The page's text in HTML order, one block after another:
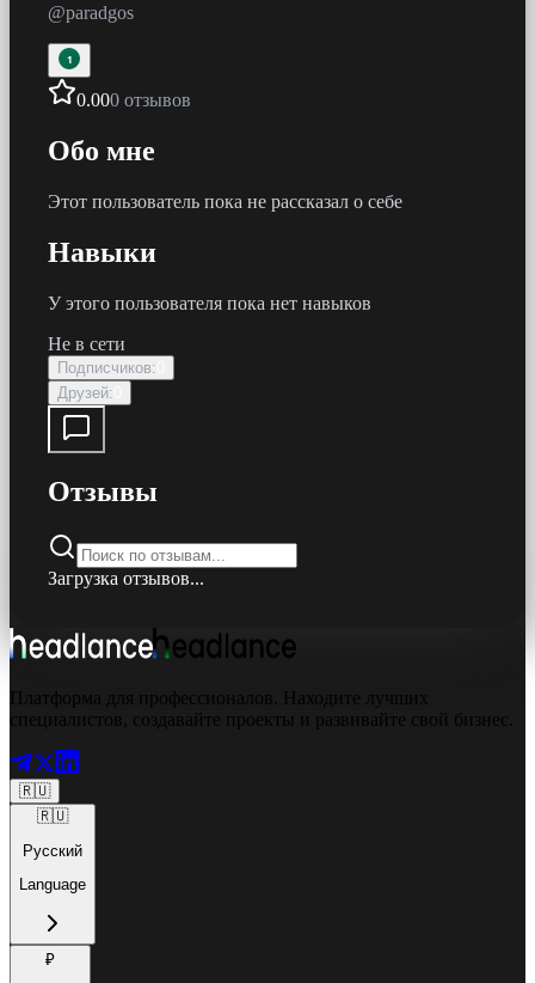
@paradgos
1
0.000 отзывов
Обо мне
Этот пользователь пока не рассказал о себе
Навыки
У этого пользователя пока нет навыков
Не в сети
Подписчиков:
Друзей:
Отзывы
Загрузка отзывов...
Платформа для профессионалов. Находите лучших
специалистов, создавайте проекты и развивайте свой бизнес.
🇷🇺
🇷🇺
Русский
Language
₽